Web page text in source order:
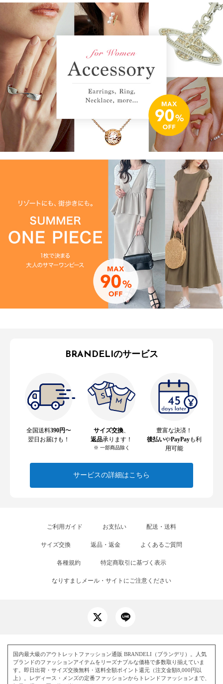
BRANDELIのサービス
全国送料390円〜
翌日お届けも！
サイズ交換
返品承ります！
※ 一部商品除く
豊富な決済！
後払いやPayPayも利
用可能
サービスの詳細はこちら
ご利用ガイド お支払い 配送・送料
サイズ交換 返品・返金 よくあるご質問
各種規約 特定商取引に基づく表示
なりすましメール・サイトにご注意ください
国内最大級のアウトレットファッション通販 BRANDELI（ブランデリ）。人気
ブランドのファッションアイテムをリーズナブルな価格で多数取り揃えていま
す。即日出荷・サイズ交換無料・送料全額ポイント還元（注文金額8,000円以
上）。レディース・メンズの定番ファッションからトレンドファッションまで、